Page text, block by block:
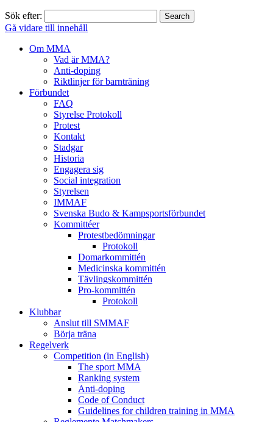
Sök efter:
Gå vidare till innehåll
Om MMA
Vad är MMA?
Anti-doping
Riktlinjer för barnträning
Förbundet
FAQ
Styrelse Protokoll
Protest
Kontakt
Stadgar
Historia
Engagera sig
Social integration
Styrelsen
IMMAF
Svenska Budo & Kampsportsförbundet
Kommittéer
Protestbedömningar
Protokoll
Domarkommittén
Medicinska kommittén
Tävlingskommittén
Pro-kommittén
Protokoll
Klubbar
Anslut till SMMAF
Börja träna
Regelverk
Competition (in English)
The sport MMA
Ranking system
Anti-doping
Code of Conduct
Guidelines for children training in MMA